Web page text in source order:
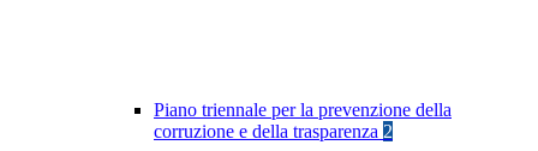
Piano triennale per la prevenzione della
corruzione e della trasparenza 2